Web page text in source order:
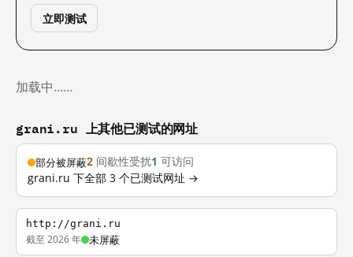
立即测试
加载中……
grani.ru 上其他已测试的网址
部分被屏蔽2 间歇性受扰1 可访问
grani.ru 下全部 3 个已测试网址 →
http://grani.ru
截至 2026 年 未屏蔽